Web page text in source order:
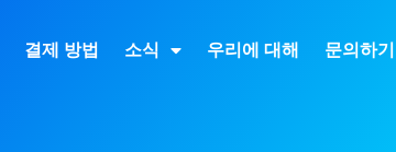
결제 방법 소식 우리에 대해 문의하기